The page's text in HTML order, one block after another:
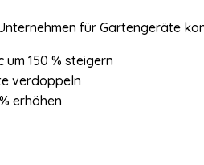
für Gartengeräte
150 % steigern
verdoppeln
erhöhen